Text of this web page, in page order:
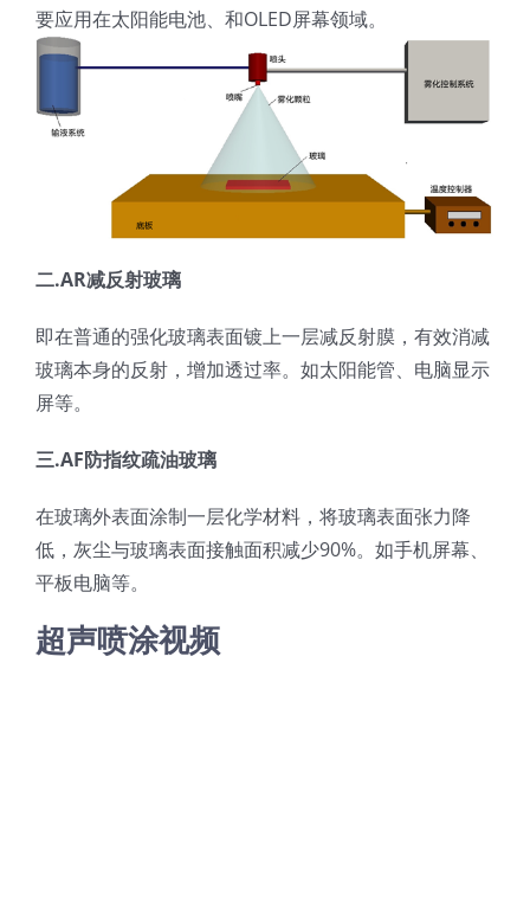
喷涂的影响因素
耐化学腐蚀的喷嘴
喷嘴兼容性
要应用在太阳能电池、和OLED屏幕领域。
二.AR减反射玻璃
即在普通的强化玻璃表面镀上一层减反射膜，有效消减
玻璃本身的反射，增加透过率。如太阳能管、电脑显示
屏等。
三.AF防指纹疏油玻璃
在玻璃外表面涂制一层化学材料，将玻璃表面张力降
低，灰尘与玻璃表面接触面积减少90%。如手机屏幕、
平板电脑等。
超声喷涂视频